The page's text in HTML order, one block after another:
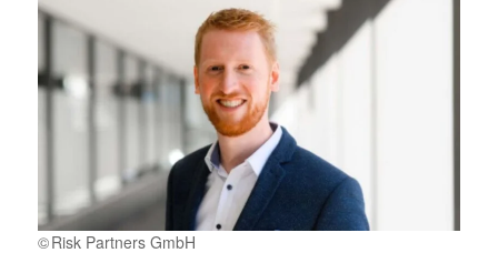
Risk Partners GmbH